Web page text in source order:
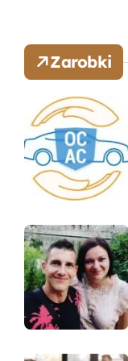
Zarobki